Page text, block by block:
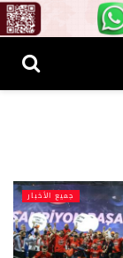
جميع الأخبار